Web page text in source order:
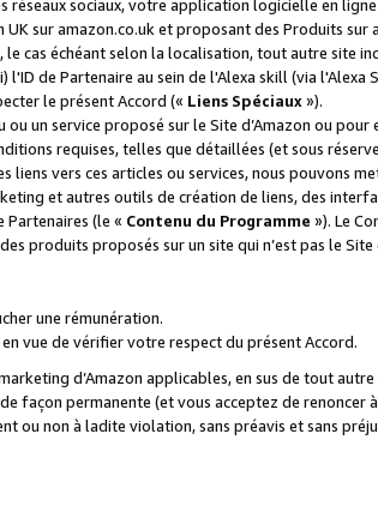
réseaux sociaux, votre application logicielle en
sur amazon.co.uk et proposant des Produits sur
le cas échéant selon la localisation, tout autre site
l'ID de Partenaire au sein de l'Alexa skill (via l'Alexa
le présent Accord (« Liens Spéciaux»).
un service proposé sur le Site d’Amazon ou
requises, telles que détaillées (et sous
liens vers ces articles ou services, nous pouvons
et autres outils de création de liens, des
Partenaires (le « Contenu du Programme »). Le
produits proposés sur un site qui n’est pas le Site
une rémunération.
vue de vérifier votre respect du présent Accord.
d’Amazon applicables, en sus de tout
façon permanente (et vous acceptez de renoncer
ou non à ladite violation, sans préavis et sans